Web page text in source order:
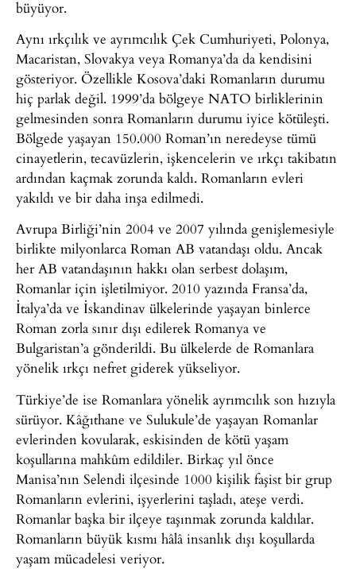
büyüyor.
Aynı ırkçılık ve ayrımcılık Çek Cumhuriyeti, Polonya,
Macaristan, Slovakya veya Romanya’da da kendisini
gösteriyor. Özellikle Kosova’daki Romanların durumu
hiç parlak değil. 1999’da bölgeye NATO birliklerinin
gelmesinden sonra Romanların durumu iyice kötüleşti.
Bölgede yaşayan 150.000 Roman’ın neredeyse tümü
cinayetlerin, tecavüzlerin, işkencelerin ve ırkçı takibatın
ardından kaçmak zorunda kaldı. Romanların evleri
yakıldı ve bir daha inşa edilmedi.
Avrupa Birliği’nin 2004 ve 2007 yılında genişlemesiyle
birlikte milyonlarca Roman AB vatandaşı oldu. Ancak
her AB vatandaşının hakkı olan serbest dolaşım,
Romanlar için işletilmiyor. 2010 yazında Fransa’da,
İtalya’da ve İskandinav ülkelerinde yaşayan binlerce
Roman zorla sınır dışı edilerek Romanya ve
Bulgaristan’a gönderildi. Bu ülkelerde de Romanlara
yönelik ırkçı nefret giderek yükseliyor.
Türkiye’de ise Romanlara yönelik ayrımcılık son hızıyla
sürüyor. Kâğıthane ve Sulukule’de yaşayan Romanlar
evlerinden kovularak, eskisinden de kötü yaşam
koşullarına mahkûm edildiler. Birkaç yıl önce
Manisa’nın Selendi ilçesinde 1000 kişilik faşist bir grup
Romanların evlerini, işyerlerini taşladı, ateşe verdi.
Romanlar başka bir ilçeye taşınmak zorunda kaldılar.
Romanların büyük kısmı hâlâ insanlık dışı koşullarda
yaşam mücadelesi veriyor.